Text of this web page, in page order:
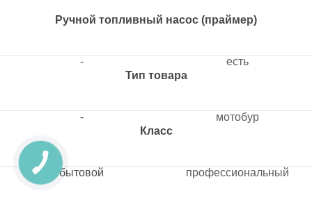
Ручной топливный насос (праймер)
Тип товара
Класс
-
-
бытовой
есть
мотобур
профессиональный